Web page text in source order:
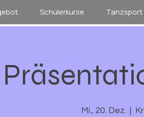
Schülerkurse Tanzsport
Mi., 20. Dez.
  |